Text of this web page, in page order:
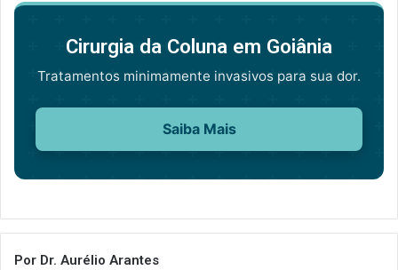
Cirurgia da Coluna em Goiânia
Tratamentos minimamente invasivos para sua dor.
Saiba Mais
Por Dr. Aurélio Arantes